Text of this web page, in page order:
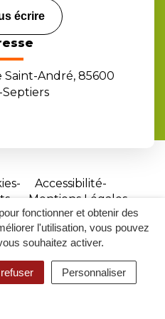
fonctionner et obtenir des
l'utilisation, vous pouvez
souhaitez activer.
Personnaliser
ACCESSIBILITÉ
écrire
Saint-André, 85600
Accessibilité
Mentions Légales